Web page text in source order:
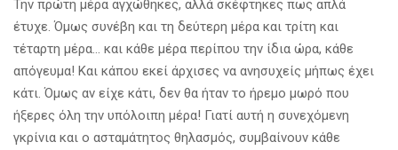
Την πρώτη μέρα αγχώθηκες, αλλά σκέφτηκες πως απλά
έτυχε. Όμως συνέβη και τη δεύτερη μέρα και τρίτη και
τέταρτη μέρα… και κάθε μέρα περίπου την ίδια ώρα, κάθε
απόγευμα! Και κάπου εκεί άρχισες να ανησυχείς μήπως έχει
κάτι. Όμως αν είχε κάτι, δεν θα ήταν το ήρεμο μωρό που
ήξερες όλη την υπόλοιπη μέρα! Γιατί αυτή η συνεχόμενη
γκρίνια και ο ασταμάτητος θηλασμός, συμβαίνουν κάθε